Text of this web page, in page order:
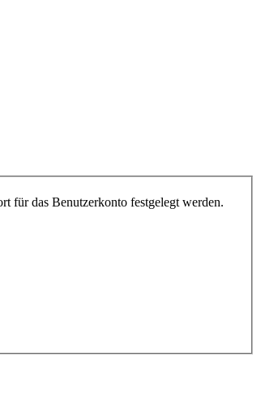
für das Benutzerkonto festgelegt werden.